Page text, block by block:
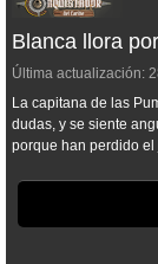
Blanca llora
Última actualización:
La capitana de las
dudas, y se siente
porque han perdido